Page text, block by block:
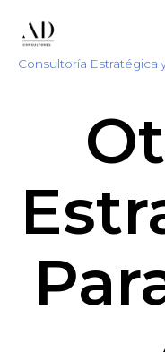
Consultoría Estratégica